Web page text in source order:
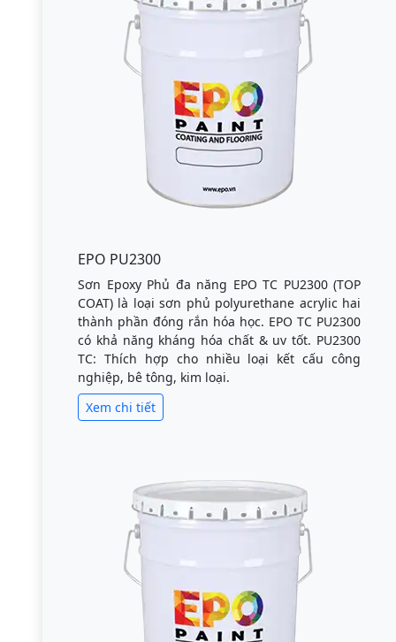
EPO PU2300
Sơn Epoxy Phủ đa năng EPO TC PU2300 (TOP
COAT) là loại sơn phủ polyurethane acrylic hai
thành phần đóng rắn hóa học. EPO TC PU2300
có khả năng kháng hóa chất & uv tốt. PU2300
TC: Thích hợp cho nhiều loại kết cấu công
nghiệp, bê tông, kim loại.
Xem chi tiết